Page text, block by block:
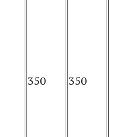
350 350